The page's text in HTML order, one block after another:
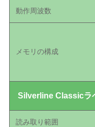
動作周波数
メモリの構成
Silverline Classicラ
読み取り範囲